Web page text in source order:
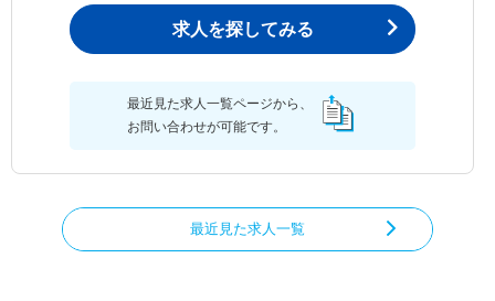
求人を探してみる
最近見た求人一覧ページから、
お問い合わせが可能です。
最近見た求人一覧